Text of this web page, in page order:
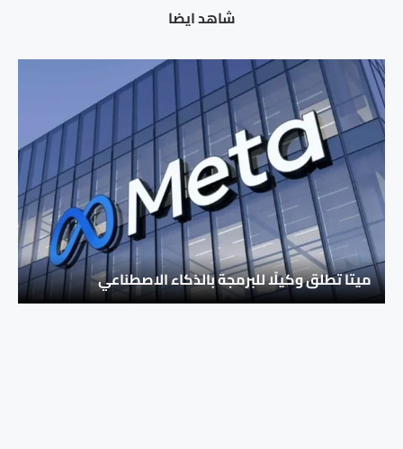
شاهد ايضا
ميتا تطلق وكيلًا للبرمجة بالذكاء الاصطناعي